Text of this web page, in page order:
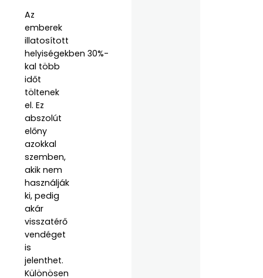
Az
emberek
illatosított
helyiségekben 30%-
kal több
időt
töltenek
el. Ez
abszolút
előny
azokkal
szemben,
akik nem
használják
ki, pedig
akár
visszatérő
vendéget
is
jelenthet.
Különösen